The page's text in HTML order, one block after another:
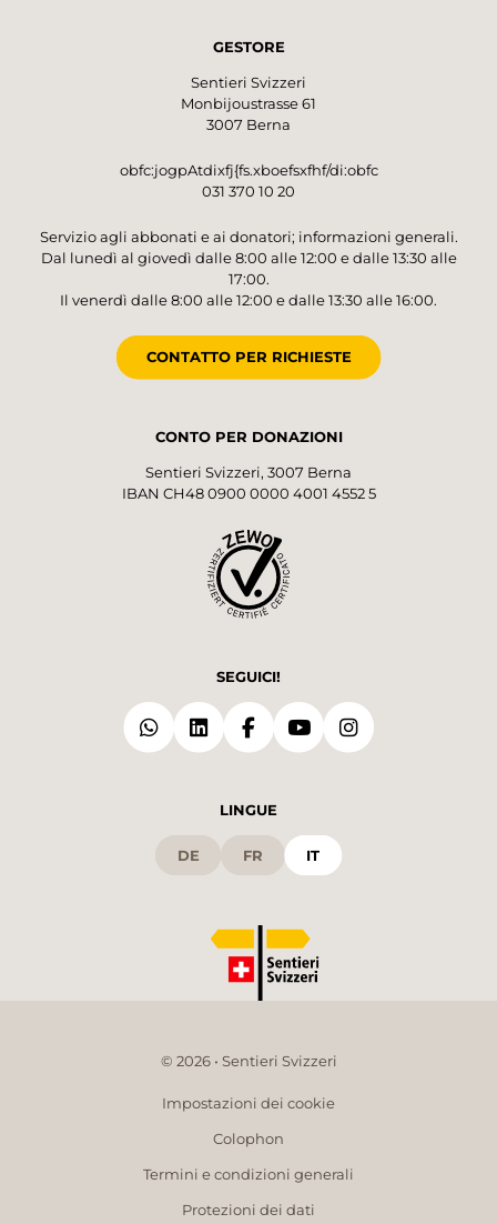
GESTORE
Sentieri Svizzeri
Monbijoustrasse 61
3007 Berna
obfc:jogpAtdixfj{fs.xboefsxfhf/di:obfc
031 370 10 20
Servizio agli abbonati e ai donatori; informazioni generali.
Dal lunedì al giovedì dalle 8:00 alle 12:00 e dalle 13:30 alle
17:00.
Il venerdì dalle 8:00 alle 12:00 e dalle 13:30 alle 16:00.
CONTATTO PER RICHIESTE
CONTO PER DONAZIONI
Sentieri Svizzeri, 3007 Berna
IBAN CH48 0900 0000 4001 4552 5
SEGUICI!
LINGUE
DE FR IT
© 2026 • Sentieri Svizzeri
Impostazioni dei cookie
Colophon
Termini e condizioni generali
Protezioni dei dati